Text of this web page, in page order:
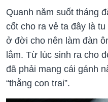
Quanh năm suốt tháng
cốt cho ra vẻ ta đây là
ở đời cho nên làm đàn
lắm. Từ lúc sinh ra cho
đã phải mang cái gánh
“thằng con trai”.